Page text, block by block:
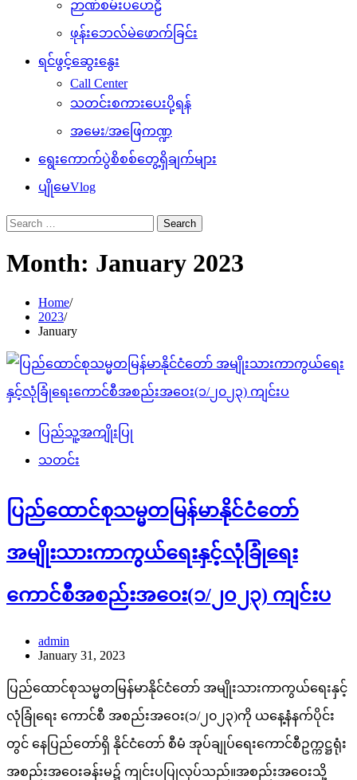
ဉာဏ်စမ်းပဟေဠိ
ဖုန်းဘေလ်မဲဖောက်ခြင်း
ရင်ဖွင့်ဆွေးနွေး
Call Center
သတင်းစကားပေးပို့ရန်
အမေး/အဖြေကဏ္ဍ
ရွေးကောက်ပွဲစိစစ်တွေ့ရှိချက်များ
ပျိုမေVlog
Search
for:
Month: January 2023
Home
2023
January
ပြည်သူ့အကျိုးပြု
သတင်း
ပြည်ထောင်စုသမ္မတမြန်မာနိုင်ငံတော်
အမျိုးသားကာကွယ်ရေးနှင့်လုံခြုံရေး
ကောင်စီအစည်းအဝေး(၁/၂၀၂၃) ကျင်းပ
admin
January 31, 2023
ပြည်ထောင်စုသမ္မတမြန်မာနိုင်ငံတော် အမျိုးသားကာကွယ်ရေးနှင့်
လုံခြုံရေး ကောင်စီ အစည်းအဝေး(၁/၂၀၂၃)ကို ယနေ့နံနက်ပိုင်း
တွင် နေပြည်တော်ရှိ နိုင်ငံတော် စီမံ အုပ်ချုပ်ရေးကောင်စီဥက္ကဋ္ဌရုံး
အစည်းအဝေးခန်းမ၌ ကျင်းပပြုလုပ်သည်။အစည်းအဝေးသို့